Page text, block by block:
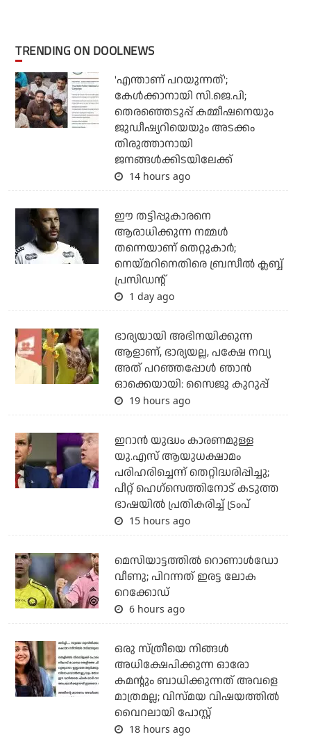
TRENDING ON DOOLNEWS
'എന്താണ് പറയുന്നത്';
കേള്‍ക്കാനായി സി.ജെ.പി;
തെരഞ്ഞെടുപ്പ് കമ്മീഷനെയും
ജുഡീഷ്യറിയെയും അടക്കം
തിരുത്താനായി
ജനങ്ങള്‍ക്കിടയിലേക്ക്
14 hours ago
ഈ തട്ടിപ്പുകാരനെ
ആരാധിക്കുന്ന നമ്മള്‍
തന്നെയാണ് തെറ്റുകാര്‍;
നെയ്മറിനെതിരെ ബ്രസീല്‍ ക്ലബ്ബ്
പ്രസിഡന്റ്
1 day ago
ഭാര്യയായി അഭിനയിക്കുന്ന
ആളാണ്, ഭാര്യയല്ല, പക്ഷേ നവ്യ
അത് പറഞ്ഞപ്പോള്‍ ഞാന്‍
ഓക്കെയായി: സൈജു കുറുപ്പ്
19 hours ago
ഇറാന്‍ യുദ്ധം കാരണമുള്ള
യു.എസ് ആയുധക്ഷാമം
പരിഹരിച്ചെന്ന് തെറ്റിദ്ധരിപ്പിച്ചു;
പീറ്റ് ഹെഗ്‌സെത്തിനോട് കടുത്ത
ഭാഷയില്‍ പ്രതികരിച്ച് ട്രംപ്
15 hours ago
മെസിയാട്ടത്തില്‍ റൊണാള്‍ഡോ
വീണു; പിറന്നത് ഇരട്ട ലോക
റെക്കോഡ്
6 hours ago
ഒരു സ്ത്രീയെ നിങ്ങള്‍
അധിക്ഷേപിക്കുന്ന ഓരോ
കമന്റും ബാധിക്കുന്നത് അവളെ
മാത്രമല്ല; വിസ്മയ വിഷയത്തില്‍
വൈറലായി പോസ്റ്റ്
18 hours ago